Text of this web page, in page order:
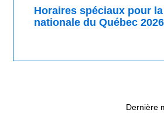
Horaires spéciaux pour
nationale du Québec 2026
Dernière